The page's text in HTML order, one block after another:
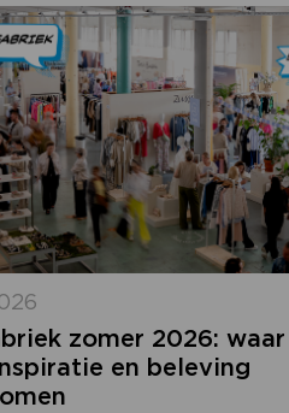
zomer 2026: waar
en beleving